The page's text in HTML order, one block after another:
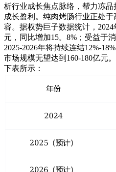
析行业成长焦点脉络，帮力冻
成长盈利。纯肉烤肠行业正处
容。据权势巨子数据统计，
元，同比增加15。8%；受益于
2025-2026年将持续连结12%-
市场规模无望达到160-180亿元
下表所示：